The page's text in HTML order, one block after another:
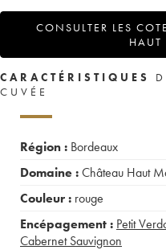
CONSULTER LES
HAUT
CARACTÉRISTIQUES
CUVÉE
Région : Bordeaux
Domaine :Château Haut
Couleur : rouge
Encépagement : Petit
Cabernet Sauvignon